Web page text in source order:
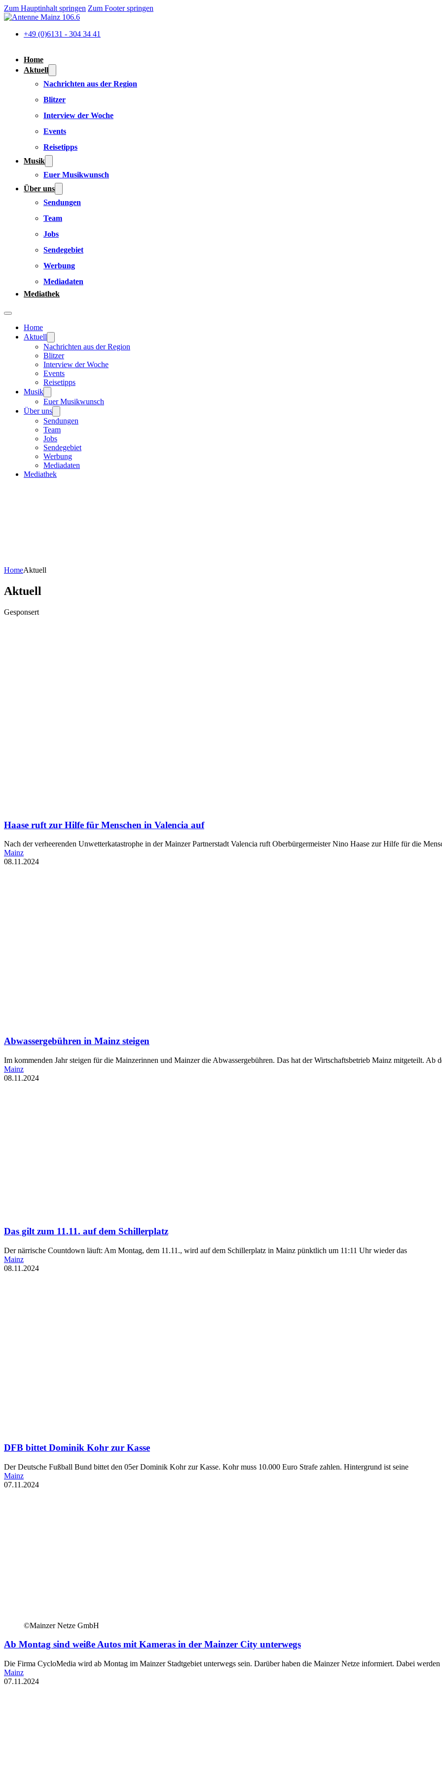
Zum Hauptinhalt springen Zum Footer springen
+49 (0)6131 - 304 34 41
Home
Aktuell
Nachrichten aus der Region
Blitzer
Interview der Woche
Events
Reisetipps
Musik
Euer Musikwunsch
Über uns
Sendungen
Team
Jobs
Sendegebiet
Werbung
Mediadaten
Mediathek
Home
Aktuell
Nachrichten aus der Region
Blitzer
Interview der Woche
Events
Reisetipps
Musik
Euer Musikwunsch
Über uns
Sendungen
Team
Jobs
Sendegebiet
Werbung
Mediadaten
Mediathek
HomeAktuell
Aktuell
Gesponsert
Haase ruft zur Hilfe für Menschen in Valencia auf
Nach der verheerenden Unwetterkatastrophe in der Mainzer Partnerstadt Valencia ruft Oberbürgermeister Nino Haase zur Hilfe für die
Mainz
08.11.2024
Abwassergebühren in Mainz steigen
Im kommenden Jahr steigen für die Mainzerinnen und Mainzer die Abwassergebühren. Das hat der Wirtschaftsbetrieb Mainz mitgeteilt. Ab
Mainz
08.11.2024
Das gilt zum 11.11. auf dem Schillerplatz
Der närrische Countdown läuft: Am Montag, dem 11.11., wird auf dem Schillerplatz in Mainz pünktlich um 11:11 Uhr wieder das
Mainz
08.11.2024
DFB bittet Dominik Kohr zur Kasse
Der Deutsche Fußball Bund bittet den 05er Dominik Kohr zur Kasse. Kohr muss 10.000 Euro Strafe zahlen. Hintergrund ist seine
Mainz
07.11.2024
©Mainzer Netze GmbH
Ab Montag sind weiße Autos mit Kameras in der Mainzer City unterwegs
Die Firma CycloMedia wird ab Montag im Mainzer Stadtgebiet unterwegs sein. Darüber haben die Mainzer Netze informiert. Dabei werden
Mainz
07.11.2024